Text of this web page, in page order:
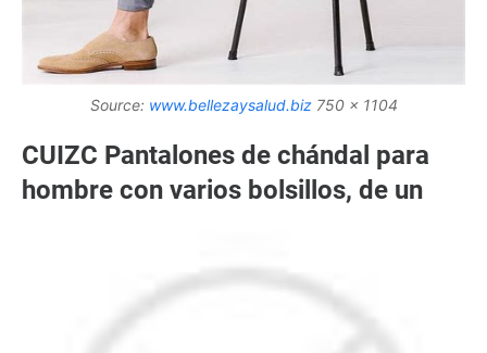
Source: www.bellezaysalud.biz750 x 1104
CUIZC Pantalones de chándal para
hombre con varios bolsillos, de un